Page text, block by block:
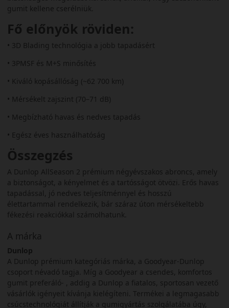
gumit kellene cserélniük.
Fő előnyök röviden:
• 3D Blading technológia a jobb tapadásért
• 3PMSF és M+S minősítés
• Kiváló kopásállóság (~62 700 km)
• Mérsékelt zajszint (70–71 dB)
• Megbízható havas és nedves tapadás
• Egész éves használhatóság
Összegzés
A Dunlop AllSeason 2 prémium négyévszakos abroncs, amely
a biztonságot, a kényelmet és a tartósságot ötvözi. Erős havas
tapadással, jó nedves teljesítménnyel és hosszú
élettartammal rendelkezik, bár száraz úton mérsékeltebb
fékezési reakciókkal számolhatunk.
A márka
Dunlop
A Dunlop prémium kategóriás márka, a Goodyear-Dunlop
csoport névadó tagja. Míg a Goodyear a csendes, komfortos
gumit preferáló- , addig a Dunlop a fiatalos, sportosan vezető
vásárlók igényeit kívánja kielégíteni. Termékei a legmagasabb
csúcstechnológiát állítják a gumigyártás szolgálatába úgy,